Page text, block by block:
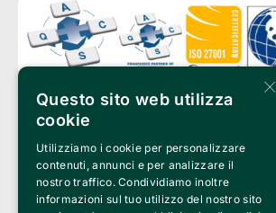
Clappit è un marchio di proprietà di:
Bemils Srl
a Socio Unico
Via Fosse Ardeatine, 4 -20092 Cinisello Balsamo (MI)
PI 05589050961
×
Questo sito web utilizza
cookie
Utilizziamo i cookie per personalizzare
contenuti, annunci e per analizzare il
nostro traffico. Condividiamo inoltre
informazioni sul tuo utilizzo del nostro sito